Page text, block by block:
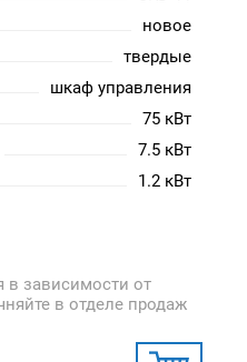
новое
твердые
шкаф управления
75 кВт
7.5 кВт
1.2 кВт
в зависимости от
в отделе продаж